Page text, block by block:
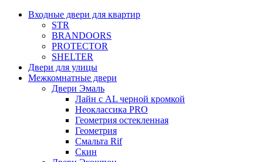
Входные двери для квартир
STR
BRANDOORS
PROTECTOR
SHELTER
Двери для улицы
Межкомнатные двери
Двери Эмаль
Лайн с AL черной кромкой
Неоклассика PRO
Геометрия остекленная
Геометрия
Смальта Rif
Скин